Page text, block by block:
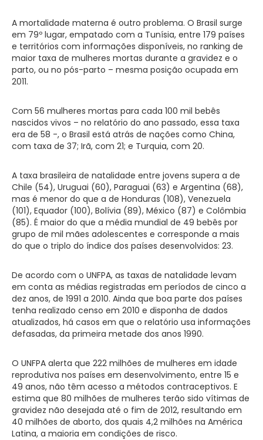
A mortalidade materna é outro problema. O Brasil surge
em 79º lugar, empatado com a Tunísia, entre 179 países
e territórios com informações disponíveis, no ranking de
maior taxa de mulheres mortas durante a gravidez e o
parto, ou no pós-parto – mesma posição ocupada em
2011.
Com 56 mulheres mortas para cada 100 mil bebês
nascidos vivos – no relatório do ano passado, essa taxa
era de 58 -, o Brasil está atrás de nações como China,
com taxa de 37; Irã, com 21; e Turquia, com 20.
A taxa brasileira de natalidade entre jovens supera a de
Chile (54), Uruguai (60), Paraguai (63) e Argentina (68),
mas é menor do que a de Honduras (108), Venezuela
(101), Equador (100), Bolívia (89), México (87) e Colômbia
(85). É maior do que a média mundial de 49 bebês por
grupo de mil mães adolescentes e corresponde a mais
do que o triplo do índice dos países desenvolvidos: 23.
De acordo com o UNFPA, as taxas de natalidade levam
em conta as médias registradas em períodos de cinco a
dez anos, de 1991 a 2010. Ainda que boa parte dos países
tenha realizado censo em 2010 e disponha de dados
atualizados, há casos em que o relatório usa informações
defasadas, da primeira metade dos anos 1990.
O UNFPA alerta que 222 milhões de mulheres em idade
reprodutiva nos países em desenvolvimento, entre 15 e
49 anos, não têm acesso a métodos contraceptivos. E
estima que 80 milhões de mulheres terão sido vítimas de
gravidez não desejada até o fim de 2012, resultando em
40 milhões de aborto, dos quais 4,2 milhões na América
Latina, a maioria em condições de risco.